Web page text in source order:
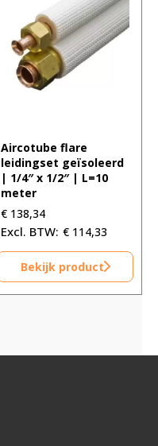
Aircotube flare
leidingset geïsoleerd
| 1/4″ x 1/2″ | L=10
meter
€ 138,34
€ 114,33
Bekijk product